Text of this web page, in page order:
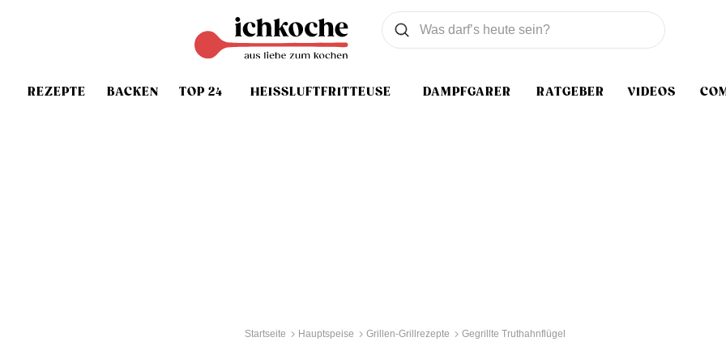
REZEPTE BACKEN TOP 24 HEISSLUFTFRITTEUSE DAMPFGARER RATGEBER VIDEOS
Was wollen Sie suchen
Suchen
Startseite Hauptspeise Grillen-Grillrezepte Gegrillte Truthahnflügel